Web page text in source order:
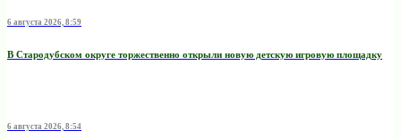
6 августа 2026, 8:59
В Стародубском округе торжественно открыли новую детскую игровую площадку
6 августа 2026, 8:54